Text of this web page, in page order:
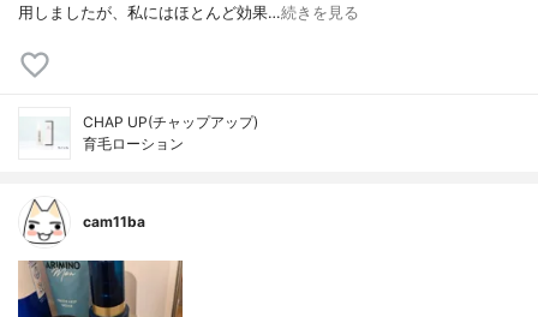
用しましたが、私にはほとんど効果…続きを見る
CHAP UP(チャップアップ)
育毛ローション
cam11ba